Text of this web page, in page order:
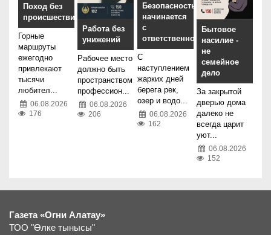
Поход без
происшествий
Горные
маршруты
ежегодно
привлекают
тысячи
любител...
06.08.2026
176
Работа без
унижений
Рабочее место
должно быть
пространством
профессион...
06.08.2026
206
Безопасность
начинается
с
ответственности
С
наступлением
жарких дней
берега рек,
озер и водо...
06.08.2026
162
Бытовое
насилие -
не
семейное
дело
За закрытой
дверью дома
далеко не
всегда царит
уют...
06.08.2026
152
Газета «Огни Алатау»
ТОО "Өлке тынысы"